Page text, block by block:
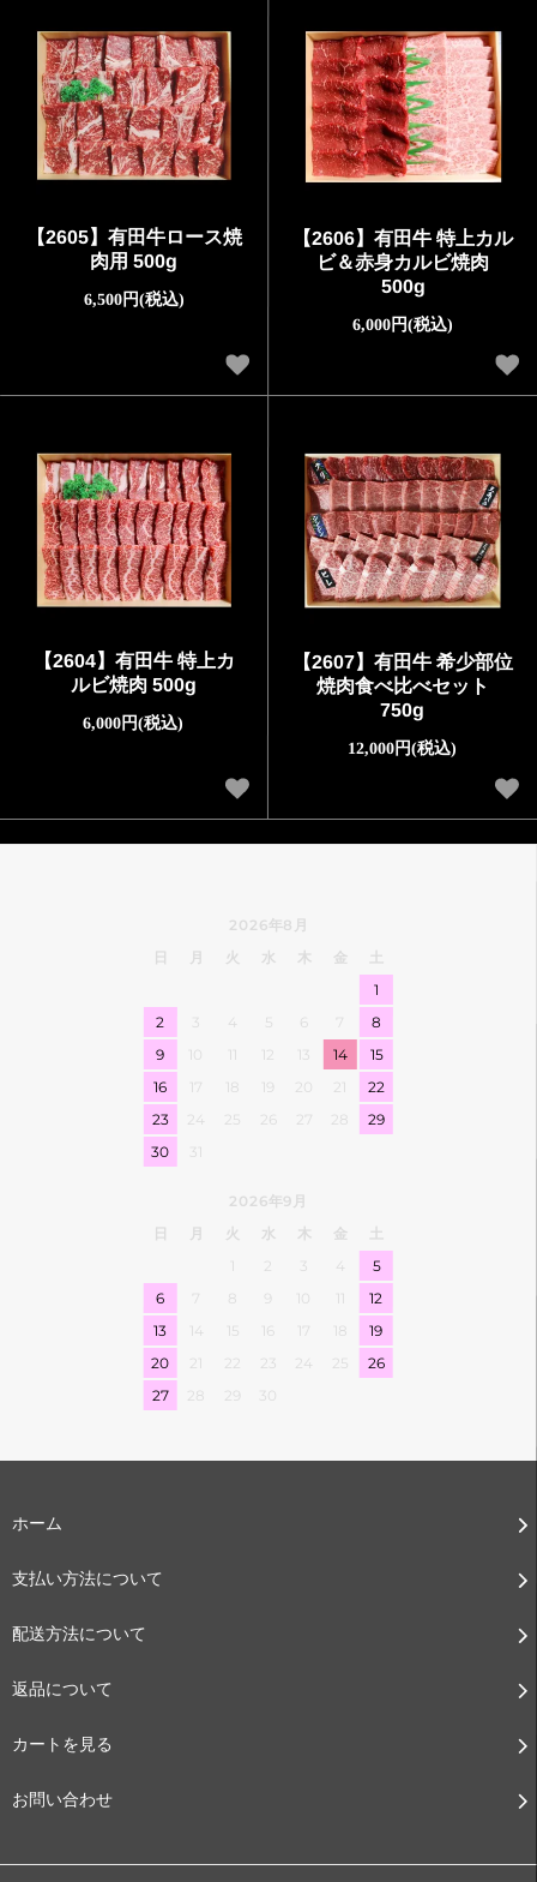
【2605】有田牛ロース焼
肉用 500g
6,500円(税込)
【2606】有田牛 特上カル
ビ＆赤身カルビ焼肉
500g
6,000円(税込)
【2604】有田牛 特上カ
ルビ焼肉 500g
6,000円(税込)
【2607】有田牛 希少部位
焼肉食べ比べセット
750g
12,000円(税込)
2026年8月
日 月 火 水 木 金 土
1
2 3 4 5 6 8
9 10 11 12 13 14 15
16 17 18 19 20 21
22
23
24 25 26 27 28 29
30 31
2026年9月
日 月 火 水 木 金 土
1 2 3 4 5
6 8 10 11
12
13
14 15 16 17 18 19
20 21 22 23 24 25
26
27
28 29 30
ホーム
支払い方法について
配送方法について
返品について
カートを見る
お問い合わせ